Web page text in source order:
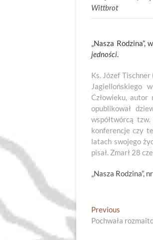
Wittbrot
„Nasza
jedności.
Ks. Józef
Jagiellońskiego
Człowieku, autor
opublikował
współtwórcą
konferencje czy
latach swojego
pisał. Zmarł 28
„Nasza Rodzina”,
Nawigacja
wpisu
Previous
post:
Pochwała